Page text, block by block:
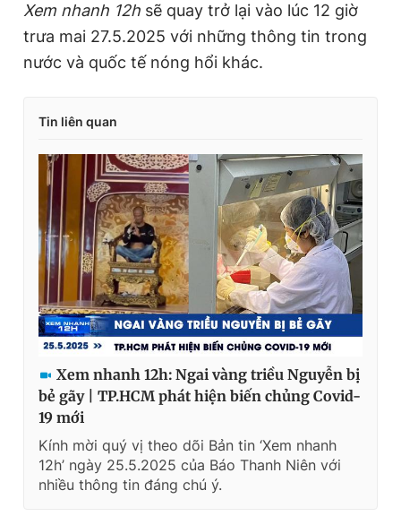
Xem nhanh 12h sẽ quay trở lại vào lúc 12 giờ
trưa mai 27.5.2025 với những thông tin trong
nước và quốc tế nóng hổi khác.
Tin liên quan
Xem nhanh 12h: Ngai vàng triều Nguyễn bị
bẻ gãy | TP.HCM phát hiện biến chủng Covid-
19 mới
Kính mời quý vị theo dõi Bản tin ‘Xem nhanh
12h’ ngày 25.5.2025 của Báo Thanh Niên với
nhiều thông tin đáng chú ý.